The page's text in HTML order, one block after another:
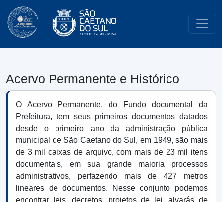
Acervo Permanente e Histórico
O Acervo Permanente, do Fundo documental da
Prefeitura, tem seus primeiros documentos datados
desde o primeiro ano da administração pública
municipal de São Caetano do Sul, em 1949, são mais
de 3 mil caixas de arquivo, com mais de 23 mil itens
documentais, em sua grande maioria processos
administrativos, perfazendo mais de 427 metros
lineares de documentos. Nesse conjunto podemos
encontrar leis, decretos, projetos de lei, alvarás de